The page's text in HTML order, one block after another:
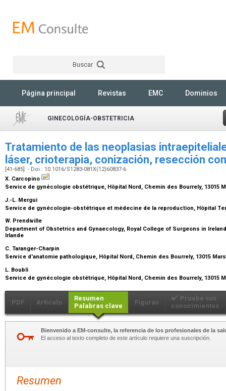
Buscar
Página principal Revistas EMC Dominios
GINECOLOGÍA-OBSTETRICIA
Tratamiento de las neoplasias
láser, crioterapia, conización, resección
[41-685] - Doi : 10.1016/S1283-081X(12)60837-6
X. Carcopino
Service de gynécologie obstétrique, Hôpital Nord, Chemin des Bourrely, 13015
J.-L. Mergui
Service de gynécologie-obstétrique et médecine de la reproduction, Hôpital
W. Prendiville
Department of Obstetrics and Gynaecology, Royal College of Surgeons in
Irlande
C. Taranger-Charpin
Service d'anatomie pathologique, Hôpital Nord, Chemin des Bourrely, 13015
L. Boubli
Service de gynécologie obstétrique, Hôpital Nord, Chemin des Bourrely, 13015
PDF Artículo
Resumen
Palabras clave
Figuras
Pruebe sus
conocimientas
Bienvenido a EM-consulte, la referencia de los profesionales de la
El acceso al texto completo de este artículo requiere una suscripción.
Resumen